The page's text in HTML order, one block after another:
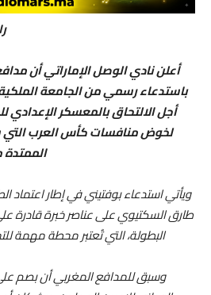
أعلن نادي الوصل الإماراتي أن
باستدعاء رسمي من الجامعة
أجل الالتحاق بالمعسكر الإعدادي
لخوض منافسات كأس العرب التي
الممتدة
ويأتي استدعاء بوفتيني في إطار اعتماد
طارق السكتيوي على عناصر خبرة قادرة
البطولة، التي تُعتبر محطة مهمة
وسبق للمدافع المغربي أن بصم